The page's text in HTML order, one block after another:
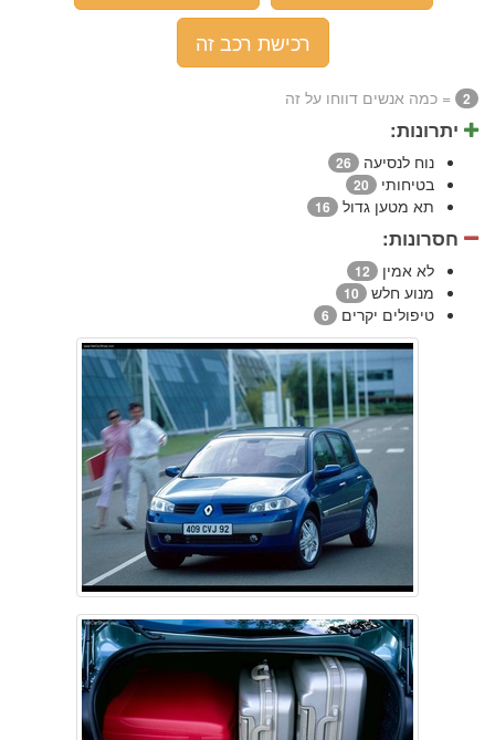
רכישת רכב זה
2 = כמה אנשים דווחו על זה
יתרונות:
נוח לנסיעה 26
בטיחותי 20
תא מטען גדול 16
חסרונות:
לא אמין 12
מנוע חלש 10
טיפולים יקרים 6